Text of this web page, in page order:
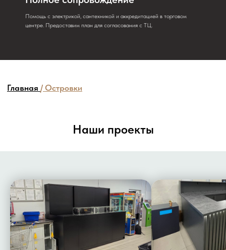
Помощь с электрикой, сантехникой и аккредитацией в торговом
центре. Предоставим план для согласования с ТЦ.
Наши проекты